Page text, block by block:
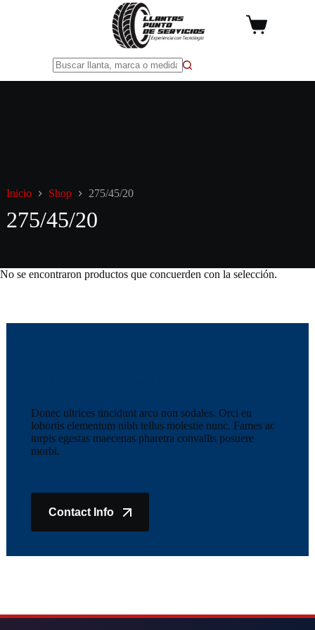
Carro
Inicio Shop 275/45/20
275/45/20
No se encontraron productos que concuerden con la selección.
Donec ultrices tincidunt arcu non sodales. Orci eu
lobortis elementum nibh tellus molestie nunc. Fames ac
turpis egestas maecenas pharetra convallis posuere
morbi.
Contact Info